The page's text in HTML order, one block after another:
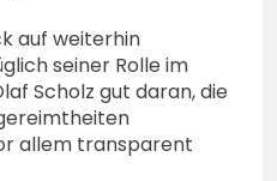
auf weiterhin
seiner Rolle im
Scholz gut daran, die
allem transparent